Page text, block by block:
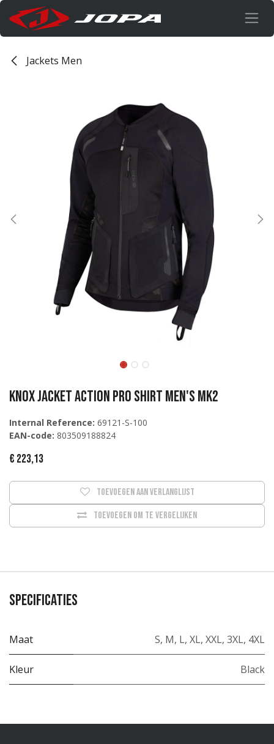
Overslaan naar inhoud
Jackets Men
Knox Jacket Action Pro Shirt Men's MK2
Internal Reference: 69121-S-100
EAN-code: 803509188824
€ 223,13
Toevoegen om te vergelijken
Toevoegen aan verlanglijst
Specificaties
Maat S, M, L, XL, XXL, 3XL, 4XL
Kleur Black